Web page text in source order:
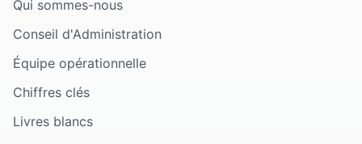
Qui sommes-nous
Conseil d'Administration
Équipe opérationnelle
Chiffres clés
Livres blancs